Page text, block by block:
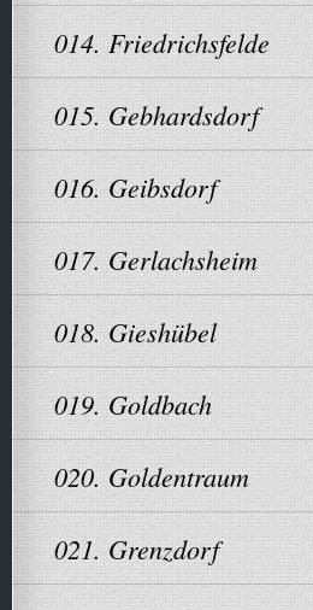
014. Friedrichsfelde
015. Gebhardsdorf
016. Geibsdorf
017. Gerlachsheim
018. Gieshübel
019. Goldbach
020. Goldentraum
021. Grenzdorf